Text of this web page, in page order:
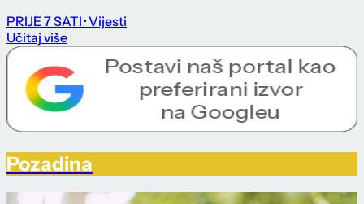
PRIJE 7 SATI · Vijesti
Učitaj više
Pozadina